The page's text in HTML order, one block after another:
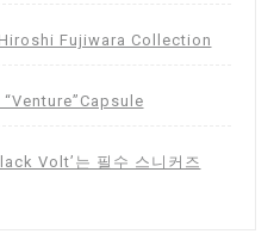
Fujiwara Collection
Volt’는 필수 스니커즈